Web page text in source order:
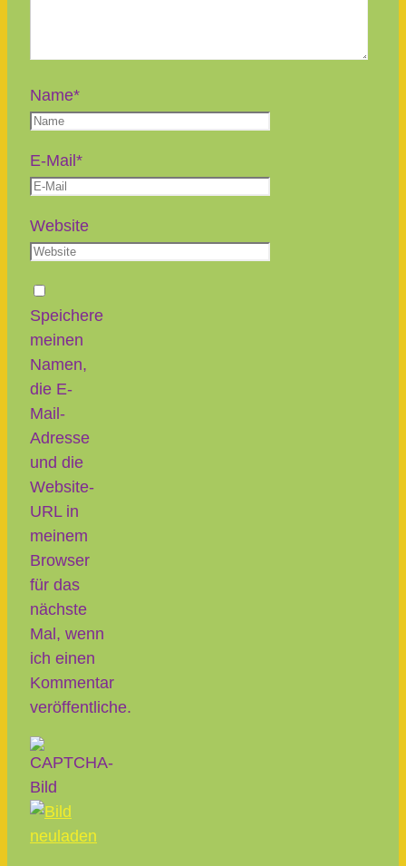
Name*
E-Mail *
Website
Speichere
meinen
Namen,
die E-
Mail-
Adresse
und die
Website-
URL in
meinem
Browser
für das
nächste
Mal, wenn
ich einen
Kommentar
veröffentliche.